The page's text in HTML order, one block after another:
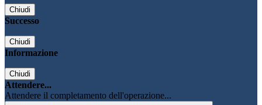
Chiudi
Successo
Chiudi
Informazione
Chiudi
Attendere...
Attendere il completamento dell'operazione...